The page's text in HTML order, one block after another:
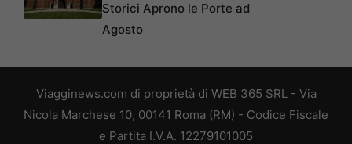
Storici Aprono le Porte ad
Agosto
Viagginews.com di proprietà di WEB 365 SRL - Via
Nicola Marchese 10, 00141 Roma (RM) - Codice Fiscale
e Partita I.V.A. 12279101005